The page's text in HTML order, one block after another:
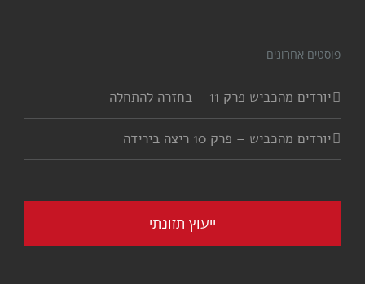
פוסטים אחרונים
יורדים מהכביש פרק 11 – בחזרה להתחלה
יורדים מהכביש – פרק 10 ריצה בירידה
ייעוץ תזונתי